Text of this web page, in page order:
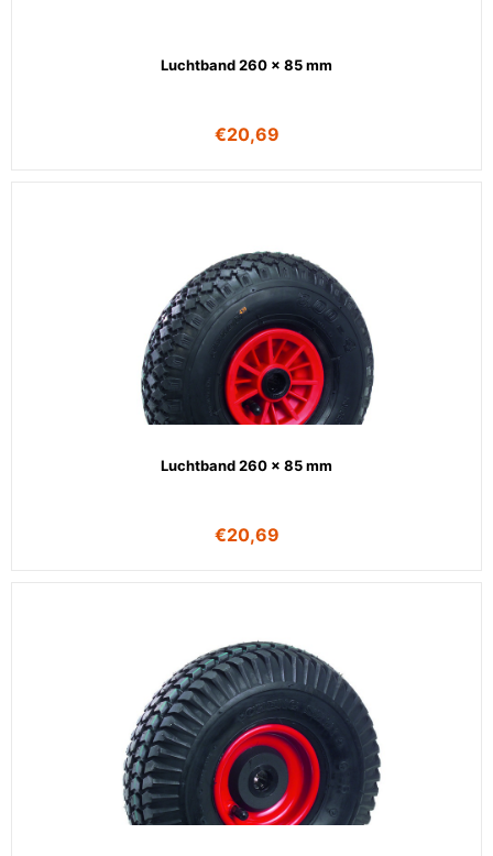
Luchtband 260 x 85 mm
€20,69
Luchtband 260 x 85 mm
€20,69